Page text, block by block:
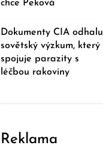
chce Peková
Dokumenty CIA
sovětský výzkum, který
spojuje parazity s
léčbou rakoviny
Reklama